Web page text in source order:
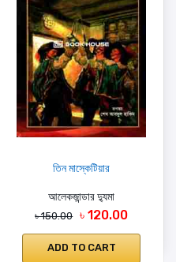
তিন মাস্কেটিয়ার
আলেকজান্ডার দ্যুমা
৳ 150.00 ৳ 120.00
ADD TO CART